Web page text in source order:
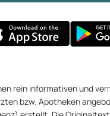
rein informativen und
bzw. Apotheken